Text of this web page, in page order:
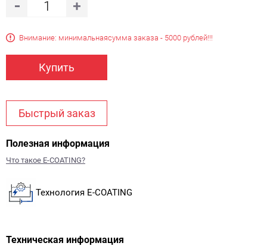
Внимание: минимальнаясумма заказа - 5000 рублей!!!
Купить
Быстрый заказ
Полезная информация
Что такое E-COATING?
Технология E-COATING
Техническая информация